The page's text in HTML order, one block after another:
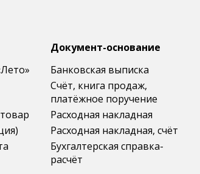
Документ-основание
Банковская выписка
Счёт, книга продаж,
платёжное поручение
Расходная накладная
Расходная накладная, счёт
Бухгалтерская справка-
расчёт